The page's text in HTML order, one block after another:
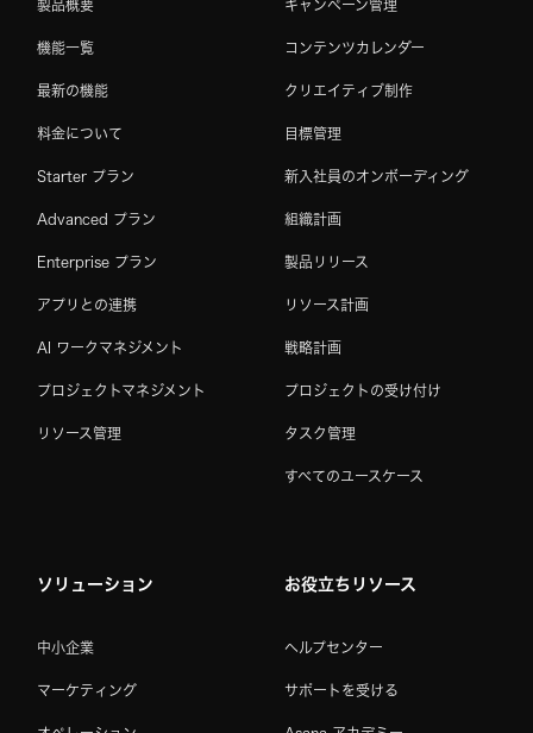
製品概要
機能一覧
最新の機能
料金について
Starter プラン
Advanced プラン
Enterprise プラン
アプリとの連携
AI ワークマネジメント
プロジェクトマネジメント
リソース管理
キャンペーン管理
コンテンツカレンダー
クリエイティブ制作
目標管理
新入社員のオンボーディング
組織計画
製品リリース
リソース計画
戦略計画
プロジェクトの受け付け
タスク管理
すべてのユースケース
ソリューション
中小企業
マーケティング
お役立ちリソース
ヘルプセンター
サポートを受ける